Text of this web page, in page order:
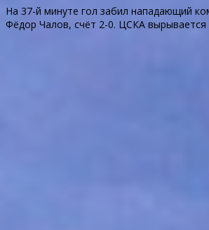
На 37-й минуте гол забил нападающий
Фёдор Чалов, счёт 2-0. ЦСКА вырывается